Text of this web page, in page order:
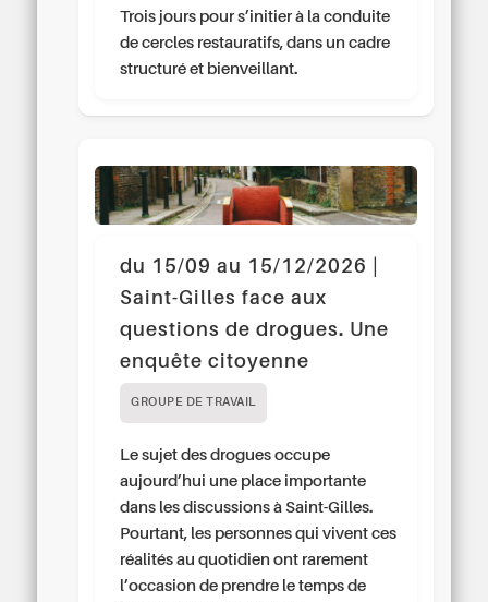
Trois jours pour s’initier à la conduite
de cercles restauratifs, dans un cadre
structuré et bienveillant.
du 15/09 au 15/12/2026 |
Saint-Gilles face aux
questions de drogues. Une
enquête citoyenne
GROUPE DE TRAVAIL
Le sujet des drogues occupe
aujourd’hui une place importante
dans les discussions à Saint-Gilles.
Pourtant, les personnes qui vivent ces
réalités au quotidien ont rarement
l’occasion de prendre le temps de